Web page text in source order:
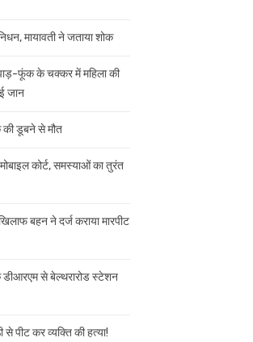
मायावती ने जताया शोक
फूंक के चक्कर में महिला की
जान
डूबने से मौत
कोर्ट, समस्याओं का तुरंत
बहन ने दर्ज कराया मारपीट
से बेल्थरारोड स्टेशन
पीट कर व्यक्ति की हत्या!